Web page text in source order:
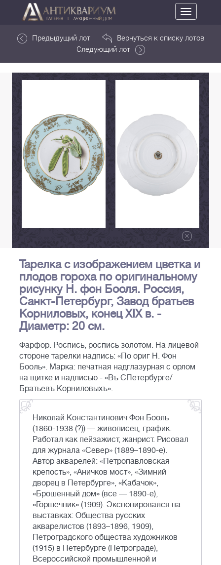
Toggle
navigation
Предыдущий лот
Вернуться к списку лотов
Следующий лот
Тарелка с изображением цветка и
плодов гороха по оригинальному
рисунку Н. фон Бооля. Россия,
Санкт-Петербург, Завод братьев
Корниловых, конец XIX в. -
Диаметр: 20 см.
Фарфор. Роспись, роспись золотом. На лицевой
стороне тарелки надпись: «По ориг Н. Фон
Бооль». Марка: печатная надглазурная с орлом
на щитке и надписью - «Въ СПетербурге/
Братьевъ Корниловыхъ».
Николай Константинович Фон Бооль
(1860-1938 (?)) — живописец, график.
Работал как пейзажист, жанрист. Рисовал
для журнала «Север» (1889–1890-е).
Автор акварелей: «Петропавловская
крепость», «Аничков мост», «Зимний
дворец в Петербурге», «Кабачок»,
«Брошенный дом» (все — 1890-е),
«Горшечник» (1909). Экспонировался на
выставках: Общества русских
акварелистов (1893–1896, 1909),
Петроградского общества художников
(1915) в Петербурге (Петрограде),
Всероссийской промышленной и